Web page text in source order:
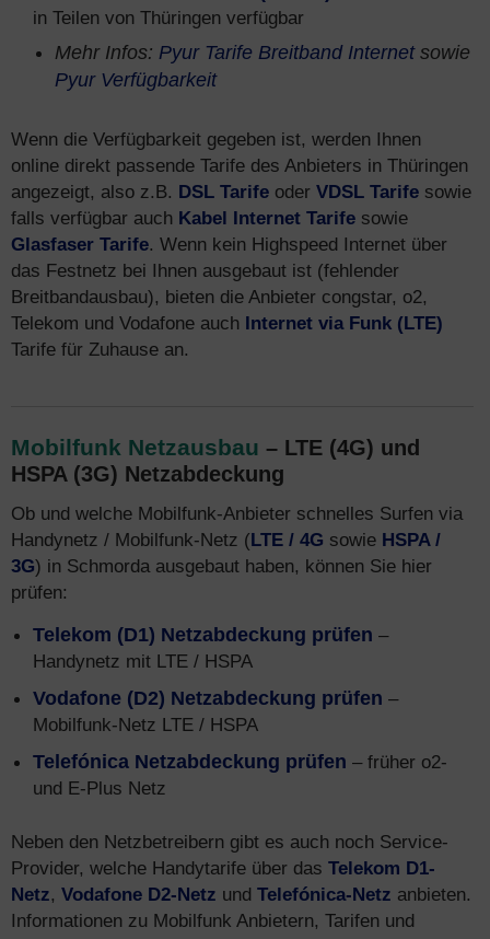
in Teilen von Thüringen verfügbar
Mehr Infos: Pyur Tarife Breitband Internetsowie
Pyur Verfügbarkeit
Wenn die Verfügbarkeit gegeben ist, werden Ihnen
online direkt passende Tarife des Anbieters in Thüringen
angezeigt, also z.B. DSL Tarife oder VDSL Tarife sowie
falls verfügbar auch Kabel Internet Tarife sowie
Glasfaser Tarife. Wenn kein Highspeed Internet über
das Festnetz bei Ihnen ausgebaut ist (fehlender
Breitbandausbau), bieten die Anbieter congstar, o2,
Telekom und Vodafone auch Internet via Funk (LTE)
Tarife für Zuhause an.
Mobilfunk Netzausbau – LTE (4G) und
HSPA (3G) Netzabdeckung
Ob und welche Mobilfunk-Anbieter schnelles Surfen via
Handynetz / Mobilfunk-Netz (LTE / 4G sowie HSPA /
3G) in Schmorda ausgebaut haben, können Sie hier
prüfen:
Telekom (D1) Netzabdeckung prüfen –
Handynetz mit LTE / HSPA
Vodafone (D2) Netzabdeckung prüfen –
Mobilfunk-Netz LTE / HSPA
Telefónica Netzabdeckung prüfen – früher o2-
und E-Plus Netz
Neben den Netzbetreibern gibt es auch noch Service-
Provider, welche Handytarife über das Telekom D1-
Netz, Vodafone D2-Netz und Telefónica-Netz anbieten.
Informationen zu Mobilfunk Anbietern, Tarifen und